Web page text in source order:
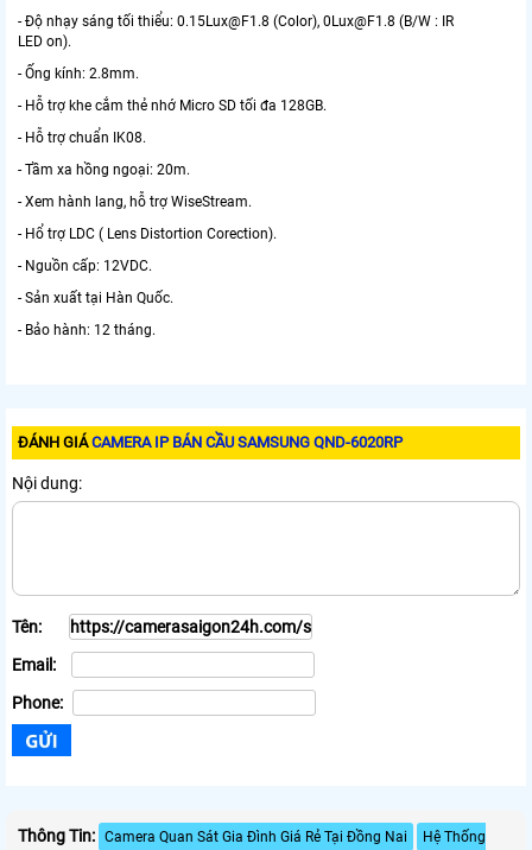
- Độ nhạy sáng tối thiểu: 0.15Lux@F1.8 (Color), 0Lux@F1.8 (B/W : IR
LED on).
- Ống kính: 2.8mm.
- Hỗ trợ khe cắm thẻ nhớ Micro SD tối đa 128GB.
- Hỗ trợ chuẩn IK08.
- Tầm xa hồng ngoại: 20m.
- Xem hành lang, hỗ trợ WiseStream.
- Hổ trợ LDC ( Lens Distortion Corection).
- Nguồn cấp: 12VDC.
- Sản xuất tại Hàn Quốc.
- Bảo hành: 12 tháng.
ĐÁNH GIÁCAMERA IP BÁN CẦU SAMSUNG QND-6020RP
Nội dung:
Tên:
Email:
Phone:
Thông Tin: Camera Quan Sát Gia Đình Giá Rẻ Tại Đồng Nai
Hệ Thống